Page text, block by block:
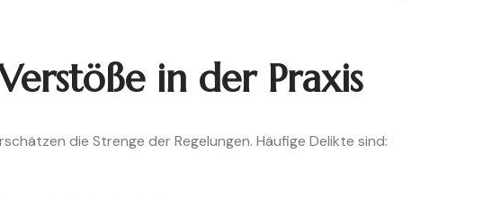
in der Praxis
die Strenge der Regelungen. Häufige Delikte sind: